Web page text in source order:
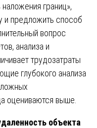
границ»,
и предложить способ
вопрос
анализа и
трудозатраты
глубокого анализа
оцениваются выше.
объекта